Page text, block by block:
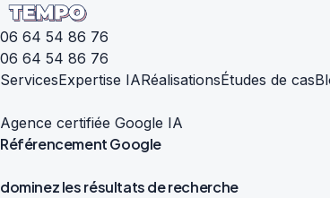
06 64 54 86 76
06 64 54 86 76
ServicesExpertise IARéalisationsÉtudes de cas
Agence certifiée Google IA
RéférencementGoogle
dominezlesrésultatsderecherche